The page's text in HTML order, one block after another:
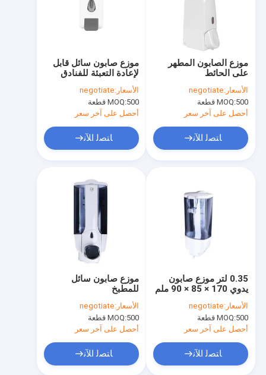
موزع صابون سائل قابل
لإعادة التعبئة للفنادق
الأسعار:negotiate
MOQ:500 قطعة
أحصل على آخر سعر
ﺎﺘﺼﻟ ﺍﻶﻧ
موزع الصابون المطهر
على الحائط
الأسعار:negotiate
MOQ:500 قطعة
أحصل على آخر سعر
ﺎﺘﺼﻟ ﺍﻶﻧ
موزع صابون سائل
للمطبخ
الأسعار:negotiate
MOQ:500 قطعة
أحصل على آخر سعر
ﺎﺘﺼﻟ ﺍﻶﻧ
0.35 لتر موزع صابون
يدوي 170 × 85 × 90 ملم
للمطبخ
الأسعار:negotiate
MOQ:500 قطعة
أحصل على آخر سعر
ﺎﺘﺼﻟ ﺍﻶﻧ